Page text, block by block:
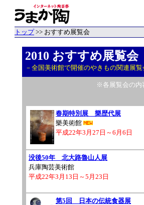
トップ>> おすすめ展覧会
2010 おすすめ展覧会
－全国美術館で開催のやきもの関連展覧
※各展覧会の内
春期特別展 樂歴代展
樂美術館
平成22年3月27日～6月6日
没後50年 北大路魯山人展
兵庫陶芸美術館
平成22年3月13日～5月23日
第5回 日本の伝統食器展